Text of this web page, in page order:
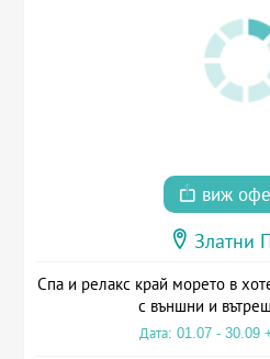
виж
Златни
Спа и релакс край морето в
с външни и
Дата: 01.07 - 30.09